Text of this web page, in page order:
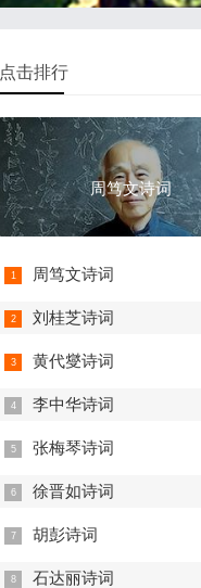
点击排行
周笃文诗词
周笃文诗词
刘桂芝诗词
黄代燮诗词
李中华诗词
张梅琴诗词
徐晋如诗词
胡彭诗词
石达丽诗词